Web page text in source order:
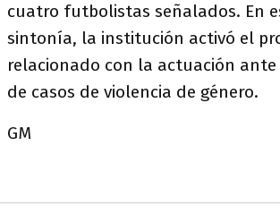
cuatro futbolistas señalados. En
sintonía, la institución activó el
relacionado con la actuación ante
de casos de violencia de género.
GM